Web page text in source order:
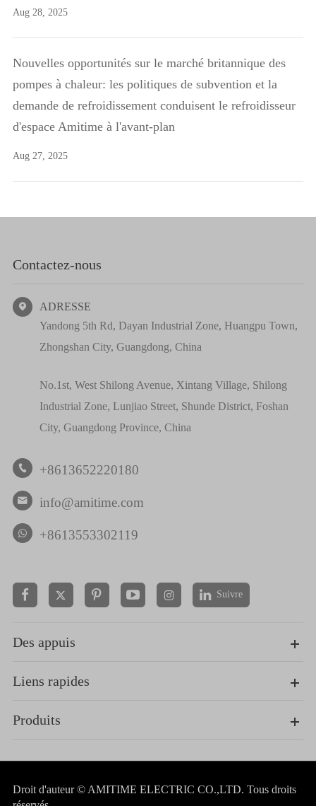
Aug 28, 2025
Nouvelles opportunités sur le marché britannique des
pompes à chaleur: les politiques de subvention et la
demande de refroidissement conduisent le refroidisseur
d'espace Amitime à l'avant-plan
Aug 27, 2025
Contactez-nous

ADRESSE
Yandong 5th Rd, Dayan Industrial Zone, Huangpu Town,
Zhongshan City, Guangdong, China
No.1st, West Shilong Avenue, Xintang Village, Shilong
Industrial Zone, Lunjiao Street, Shunde District, Foshan
City, Guangdong Province, China
 +8613652220180
 info@amitime.com
+8613553302119
  Suivre
Des appuis
Liens rapides
Produits
Droit d'auteur ©AMITIME ELECTRIC CO.,LTD. Tous droits